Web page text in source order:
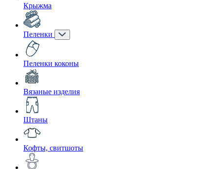
Крыжма
Пеленки
Пеленки коконы
Вязаные изделия
Штаны
Кофты, свитшоты